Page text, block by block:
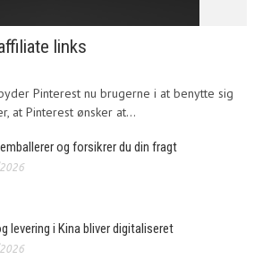
links
Pinterest nu brugerne i at benytte sig
at Pinterest ønsker at...
og forsikrer du din fragt
levering i Kina bliver digitaliseret